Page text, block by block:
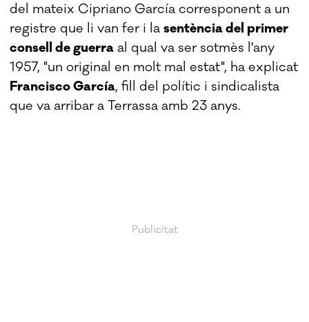
del mateix Cipriano García corresponent a un
registre que li van fer i lasentència del primer
consell de guerra al qual va ser sotmès l'any
1957, "un original en molt mal estat", ha explicat
Francisco García, fill del polític i sindicalista
que va arribar a Terrassa amb 23 anys.